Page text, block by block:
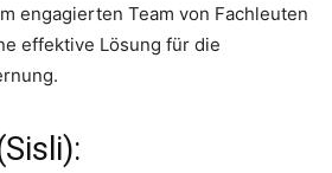
engagierten Team von Fachleuten
effektive Lösung für die